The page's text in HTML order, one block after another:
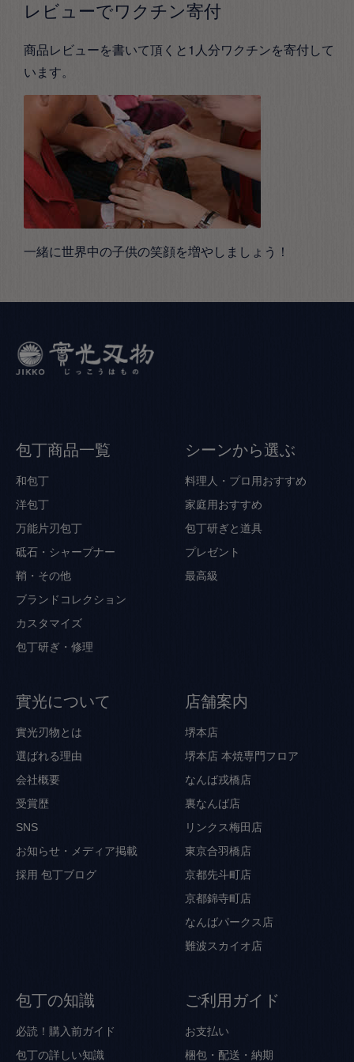
レビューでワクチン寄付
商品レビューを書いて頂くと1人分ワクチンを寄付して
います。
一緒に世界中の子供の笑顔を増やしましょう！
包丁商品一覧
和包丁
洋包丁
万能片刃包丁
砥石・シャープナー
鞘・その他
ブランドコレクション
カスタマイズ
包丁研ぎ・修理
シーンから選ぶ
料理人・プロ用おすすめ
家庭用おすすめ
包丁研ぎと道具
プレゼント
最高級
實光について
實光刃物とは
選ばれる理由
会社概要
受賞歴
SNS
お知らせ・メディア掲載
採用 包丁ブログ
店舗案内
堺本店
堺本店 本焼専門フロア
なんば戎橋店
裏なんば店
リンクス梅田店
東京合羽橋店
京都先斗町店
京都錦寺町店
なんばパークス店
難波スカイオ店
包丁の知識
必読！購入前ガイド
包丁の詳しい知識
ご利用ガイド
お支払い
梱包・配送・納期